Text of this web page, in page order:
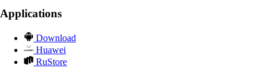
Applications
Download
Huawei
RuStore